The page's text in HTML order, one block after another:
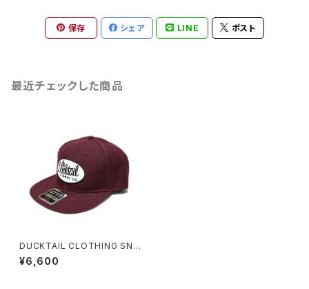
保存 シェア LINE ポスト
最近チェックした商品
DUCKTAIL CLOTHING SNA
PBACK CAP "CLASSIC" BU
RGUNDY ダックテイル クロー
¥6,600